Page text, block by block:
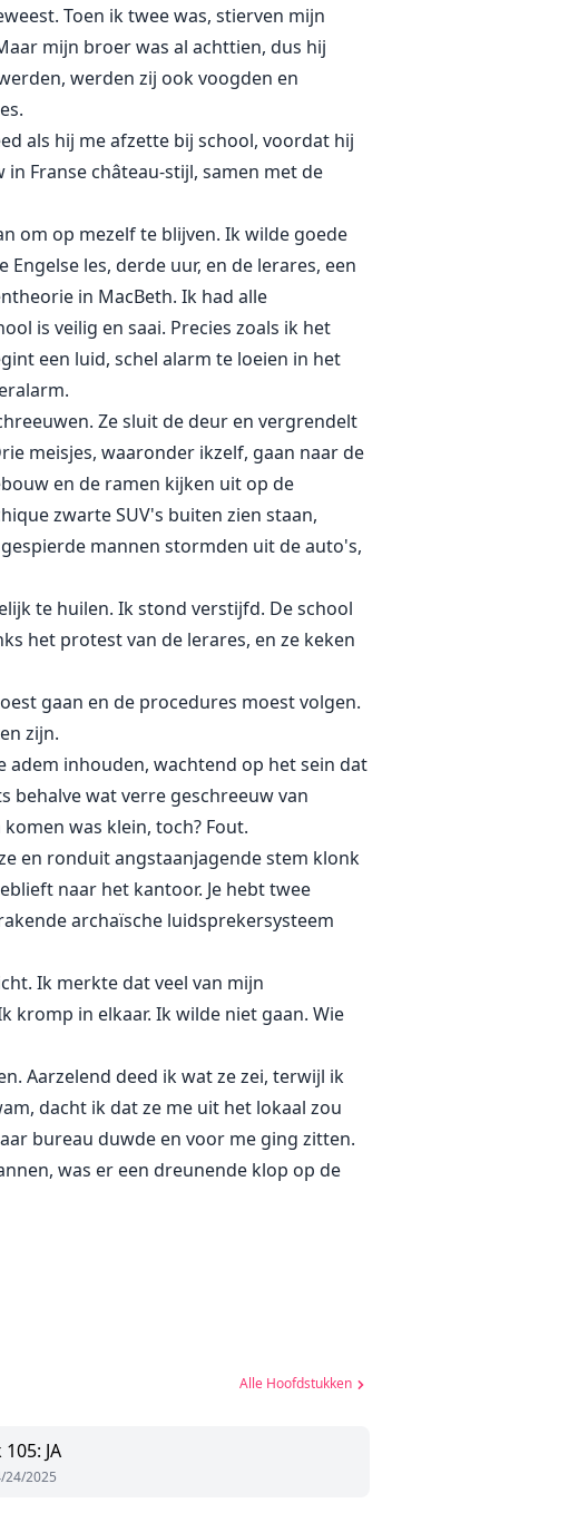
Toen ik twee was, stierven mijn
mijn broer was al achttien, dus hij
werden zij ook voogden en
als hij me afzette bij school, voordat hij
Franse château-stijl, samen met de
om op mezelf te blijven. Ik wilde goede
les, derde uur, en de lerares, een
in MacBeth. Ik had alle
is veilig en saai. Precies zoals ik het
een luid, schel alarm te loeien in het
Ze sluit de deur en vergrendelt
meisjes, waaronder ikzelf, gaan naar de
en de ramen kijken uit op de
zwarte SUV's buiten zien staan,
mannen stormden uit de auto's,
te huilen. Ik stond verstijfd. De school
het protest van de lerares, en ze keken
gaan en de procedures moest volgen.
zijn.
adem inhouden, wachtend op het sein dat
behalve wat verre geschreeuw van
was klein, toch? Fout.
en ronduit angstaanjagende stem klonk
naar het kantoor. Je hebt twee
archaïsche luidsprekersysteem
Ik merkte dat veel van mijn
kromp in elkaar. Ik wilde niet gaan. Wie
Aarzelend deed ik wat ze zei, terwijl ik
dacht ik dat ze me uit het lokaal zou
bureau duwde en voor me ging zitten.
was er een dreunende klop op de
Alle Hoofdstukken
JA
24/2025